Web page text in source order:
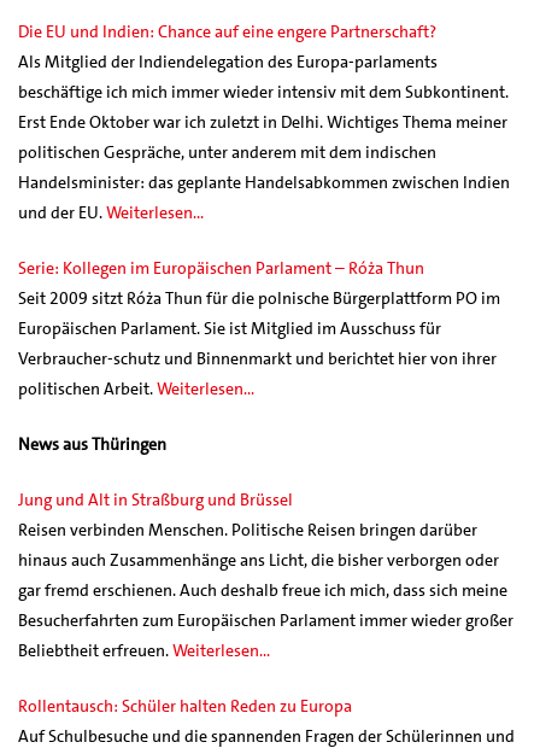
Die EU und Indien: Chance auf eine engere Partnerschaft?
Als Mitglied der Indiendelegation des Europa-parlaments
beschäftige ich mich immer wieder intensiv mit dem Subkontinent.
Erst Ende Oktober war ich zuletzt in Delhi. Wichtiges Thema meiner
politischen Gespräche, unter anderem mit dem indischen
Handelsminister: das geplante Handelsabkommen zwischen Indien
und der EU.Weiterlesen…
Serie: Kollegen im Europäischen Parlament – Róża Thun
Seit 2009 sitzt Róża Thun für die polnische Bürgerplattform PO im
Europäischen Parlament. Sie ist Mitglied im Ausschuss für
Verbraucher-schutz und Binnenmarkt und berichtet hier von ihrer
politischen Arbeit.Weiterlesen…
News aus Thüringen
Jung und Alt in Straßburg und Brüssel
Reisen verbinden Menschen. Politische Reisen bringen darüber
hinaus auch Zusammenhänge ans Licht, die bisher verborgen oder
gar fremd erschienen. Auch deshalb freue ich mich, dass sich meine
Besucherfahrten zum Europäischen Parlament immer wieder großer
Beliebtheit erfreuen.Weiterlesen…
Rollentausch: Schüler halten Reden zu Europa
Auf Schulbesuche und die spannenden Fragen der Schülerinnen und